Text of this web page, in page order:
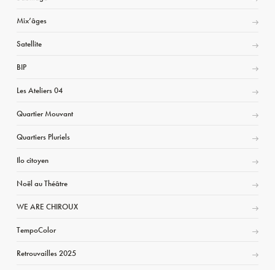
Mix’âges
Satellite
BIP
Les Ateliers 04
Quartier Mouvant
Quartiers Pluriels
Ilo citoyen
Noël au Théâtre
WE ARE CHIROUX
TempoColor
Retrouvailles 2025